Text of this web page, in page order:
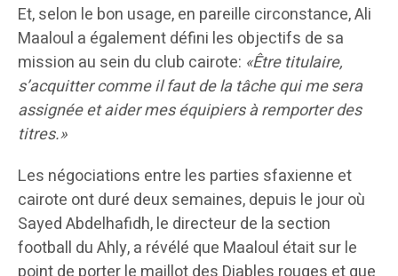
Et, selon le bon usage, en pareille circonstance, Ali
Maaloul a également défini les objectifs de sa
mission au sein du club cairote: «Être titulaire,
s’acquitter comme il faut de la tâche qui me sera
assignée et aider mes équipiers à remporter des
titres.»
Les négociations entre les parties sfaxienne et
cairote ont duré deux semaines, depuis le jour où
Sayed Abdelhafidh, le directeur de la section
football du Ahly, a révélé que Maaloul était sur le